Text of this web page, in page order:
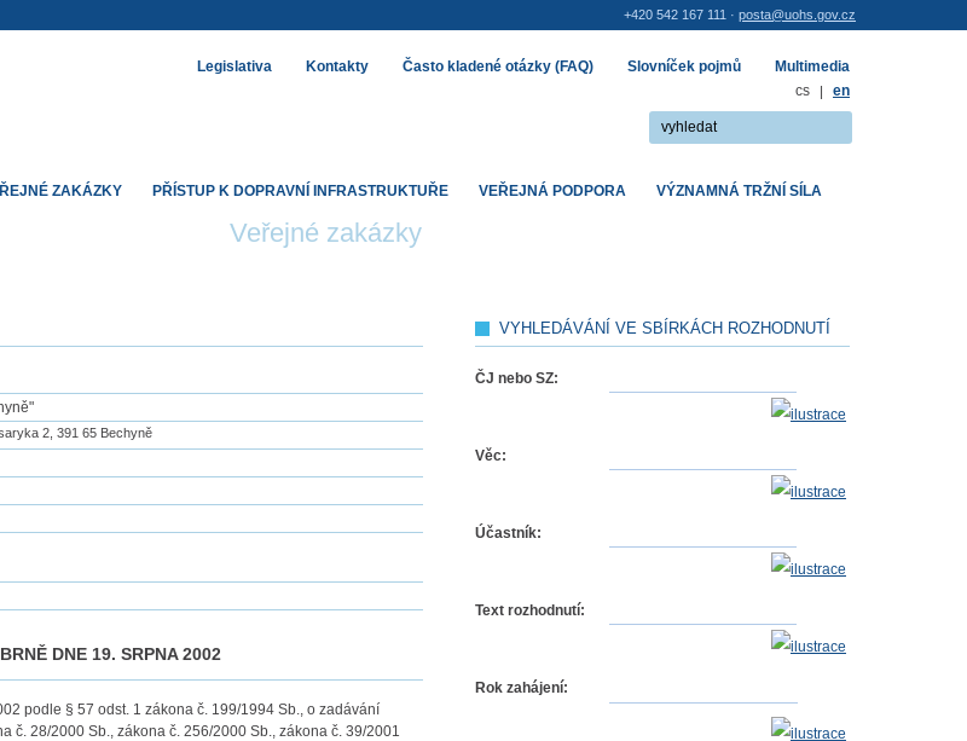
Veřejné zakázky
2, 391 65 Bechyně
DNE 19. SRPNA 2002
podle § 57 odst. 1 zákona č. 199/1994 Sb., o zadávání
č. 28/2000 Sb., zákona č. 256/2000 Sb., zákona č. 39/2001
VYHLEDÁVÁNÍ VE SBÍRKÁCH ROZHODNUTÍ
ČJ nebo SZ:
Věc:
Účastník:
Text rozhodnutí:
Rok zahájení:
ZAKÁZKY PŘÍSTUP K DOPRAVNÍ INFRASTRUKTUŘE VEŘEJNÁ PODPORA VÝZNAMNÁ TRŽNÍ SÍLA
Legislativa Kontakty Často kladené otázky (FAQ) Slovníček pojmů
Multimedia
cs
| en
+420 542 167 111 · posta@uohs.gov.cz